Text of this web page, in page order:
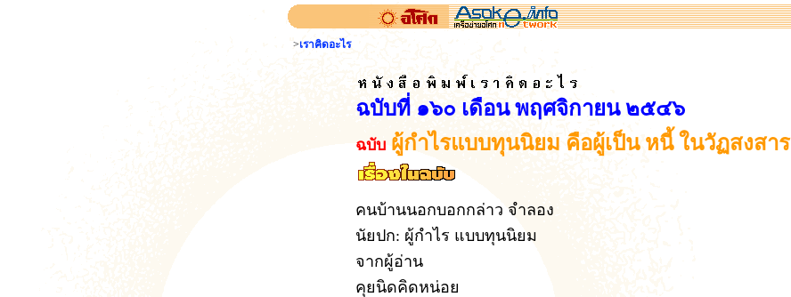
>เราคิดอะไร
ฉบับที่ ๑๖๐ เดือน พฤศจิกายน ๒๕๔๖
ฉบับ ผู้กำไรแบบทุนนิยม คือผู้เป็น หนี้ ในวัฏสงสาร
คนบ้านนอกบอกกล่าว จำลอง
นัยปก: ผู้กำไร แบบทุนนิยม
จากผู้อ่าน
คุยนิดคิดหน่อย